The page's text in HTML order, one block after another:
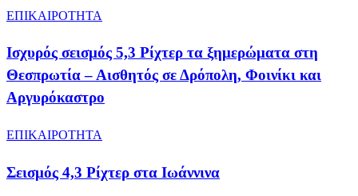
ΕΠΙΚΑΙΡΟΤΗΤΑ
Ισχυρός σεισμός 5,3 Ρίχτερ τα ξημερώματα στη
Θεσπρωτία – Αισθητός σε Δρόπολη, Φοινίκι και
Αργυρόκαστρο
ΕΠΙΚΑΙΡΟΤΗΤΑ
Σεισμός 4,3 Ρίχτερ στα Ιωάννινα